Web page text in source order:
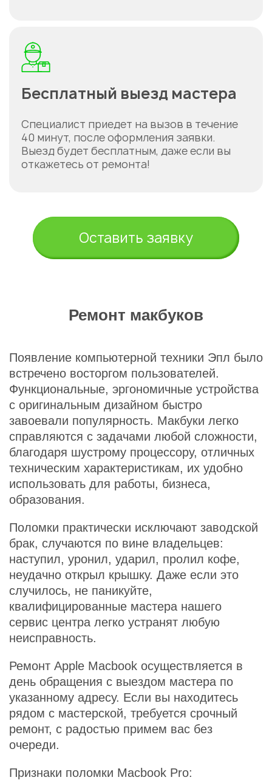
Бесплатный выезд мастера
Специалист приедет на вызов в течение
40 минут, после оформления заявки.
Выезд будет бесплатным, даже если вы
откажетесь от ремонта!
Оставить заявку
Ремонт макбуков
Появление компьютерной техники Эпл было
встречено восторгом пользователей.
Функциональные, эргономичные устройства
с оригинальным дизайном быстро
завоевали популярность. Макбуки легко
справляются с задачами любой сложности,
благодаря шустрому процессору, отличных
техническим характеристикам, их удобно
использовать для работы, бизнеса,
образования.
Поломки практически исключают заводской
брак, случаются по вине владельцев:
наступил, уронил, ударил, пролил кофе,
неудачно открыл крышку. Даже если это
случилось, не паникуйте,
квалифицированные мастера нашего
сервис центра легко устранят любую
неисправность.
Ремонт Apple Macbook осуществляется в
день обращения с выездом мастера по
указанному адресу. Если вы находитесь
рядом с мастерской, требуется срочный
ремонт, с радостью примем вас без
очереди.
Признаки поломки Macbook Pro: